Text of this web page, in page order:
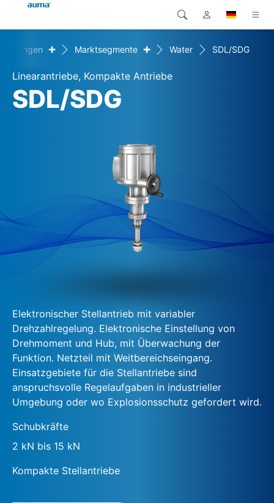
Produkte
Lösungen
Kontakt
Global
Europa
Nordamerika
Suche
Lösungen + Marktsegmente + Water SDL/SDG
Linearantriebe, Kompakte Antriebe
SDL/SDG
Elektronischer Stellantrieb mit variabler
Drehzahlregelung. Elektronische Einstellung von
Drehmoment und Hub, mit Überwachung der
Funktion. Netzteil mit Weitbereichseingang.
Einsatzgebiete für die Stellantriebe sind
anspruchsvolle Regelaufgaben in industrieller
Umgebung oder wo Explosionsschutz gefordert wird.
Schubkräfte
2 kN bis 15 kN
Kompakte Stellantriebe